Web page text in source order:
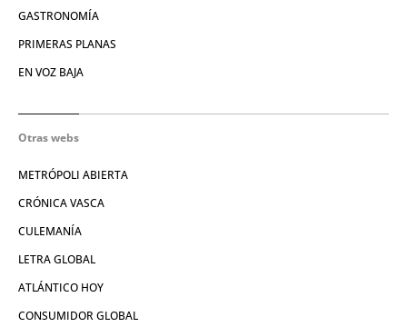
GASTRONOMÍA
PRIMERAS PLANAS
EN VOZ BAJA
Otras webs
METRÓPOLI ABIERTA
CRÓNICA VASCA
CULEMANÍA
LETRA GLOBAL
ATLÁNTICO HOY
CONSUMIDOR GLOBAL